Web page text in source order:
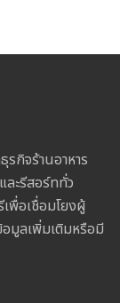
กิจร้านอาหาร
ะรีสอร์ททั่ว
พื่อเชื่อมโยงผู้
มูลเพิ่มเติมหรือมี